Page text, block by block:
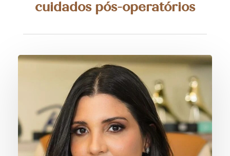
cuidados pós-operatórios